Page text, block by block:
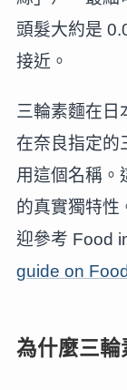
頭髮大約是
接近。
三輪素麵在日
在奈良指定的
用這個名稱。
的真實獨特性
迎參考 Food
guide on
為什麼三輪